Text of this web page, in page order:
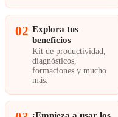
02 Explora tus
beneficios
Kit de productividad,
diagnósticos,
formaciones y mucho
más.